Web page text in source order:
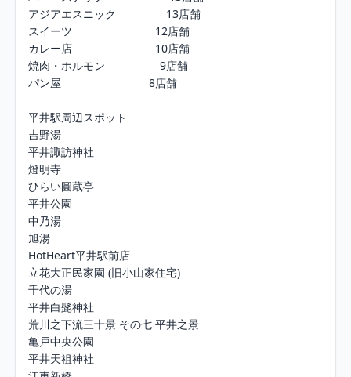
アジアエスニック　　　　  13店舗
スイーツ　　　　　　　  12店舗
カレー店　　　                10店舗
焼肉・ホルモン　　　　　9店舗
パン屋　　　　　　　　8店舗
平井駅周辺スポット
吉野湯
平井諏訪神社
燈明寺
ひらい圓蔵亭
平井公園
中乃湯
旭湯
HotHeart平井駅前店
立花大正民家園 (旧小山家住宅)
千代の湯
平井白髭神社
荒川之下流三十景 その七 平井之景
亀戸中央公園
平井天祖神社